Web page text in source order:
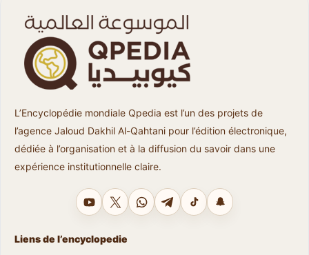
L’Encyclopédie mondiale Qpedia est l’un des projets de
l’agence Jaloud Dakhil Al-Qahtani pour l’édition électronique,
dédiée à l’organisation et à la diffusion du savoir dans une
expérience institutionnelle claire.
YouTube
X WhatsAppTelegramTikTokSnapchat
Liens de l’encyclopedie